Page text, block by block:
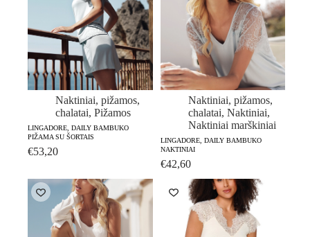
Naktiniai, pižamos,
chalatai, Pižamos
LINGADORE, DAILY BAMBUKO
PIŽAMA SU ŠORTAIS
€53,20
Naktiniai, pižamos,
chalatai, Naktiniai,
Naktiniai marškiniai
LINGADORE, DAILY BAMBUKO
NAKTINIAI
€42,60